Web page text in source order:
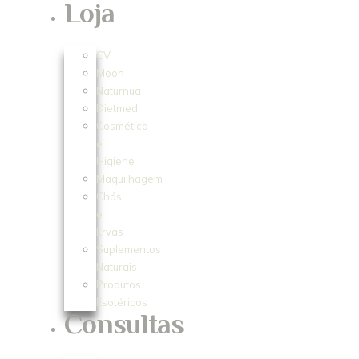
Loja
CV
Moon
Naturnua
Dietmed
Cosmética
e
Higiene
Maquilhagem
Chás
e
Ervas
Suplementos
Naturais
Produtos
Esotéricos
Consultas